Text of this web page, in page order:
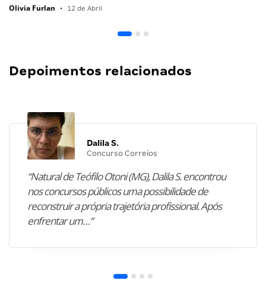
Olivia Furlan • 12 de Abril
Depoimentos relacionados
Dalila S.
Concurso Correios
“Natural de Teófilo Otoni (MG), Dalila S. encontrou
nos concursos públicos uma possibilidade de
reconstruir a própria trajetória profissional. Após
enfrentar um…”